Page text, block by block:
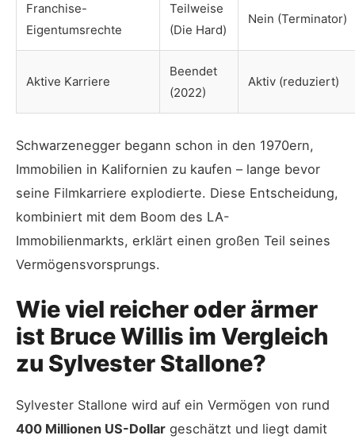
Franchise-
Eigentumsrechte
Teilweise
(Die Hard)
Nein (Terminator)
Aktive Karriere
Beendet
(2022)
Aktiv (reduziert)
Schwarzenegger begann schon in den 1970ern,
Immobilien in Kalifornien zu kaufen – lange bevor
seine Filmkarriere explodierte. Diese Entscheidung,
kombiniert mit dem Boom des LA-
Immobilienmarkts, erklärt einen großen Teil seines
Vermögensvorsprungs.
Wie viel reicher oder ärmer
ist Bruce Willis im Vergleich
zu Sylvester Stallone?
Sylvester Stallone wird auf ein Vermögen von rund
400 Millionen US-Dollar geschätzt und liegt damit